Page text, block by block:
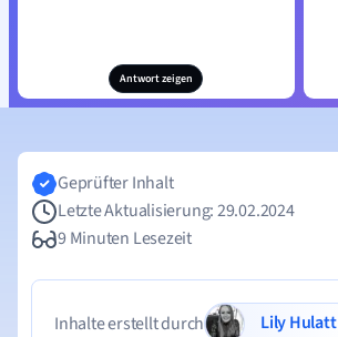
Antwort zeigen
Geprüfter Inhalt
Letzte Aktualisierung: 29.02.2024
9 Minuten Lesezeit
Inhalte erstellt durch
Lily Hulatt